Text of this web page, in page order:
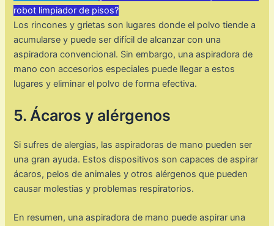
robot limpiador de pisos?
Los rincones y grietas son lugares donde el polvo tiende a
acumularse y puede ser difícil de alcanzar con una
aspiradora convencional. Sin embargo, una aspiradora de
mano con accesorios especiales puede llegar a estos
lugares y eliminar el polvo de forma efectiva.
5. Ácaros y alérgenos
Si sufres de alergias, las aspiradoras de mano pueden ser
una gran ayuda. Estos dispositivos son capaces de aspirar
ácaros, pelos de animales y otros alérgenos que pueden
causar molestias y problemas respiratorios.
En resumen, una aspiradora de mano puede aspirar una